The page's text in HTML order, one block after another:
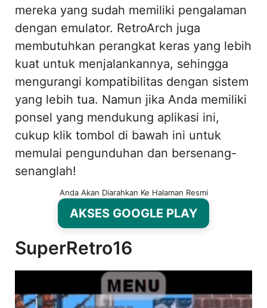
mereka yang sudah memiliki pengalaman
dengan emulator. RetroArch juga
membutuhkan perangkat keras yang lebih
kuat untuk menjalankannya, sehingga
mengurangi kompatibilitas dengan sistem
yang lebih tua. Namun jika Anda memiliki
ponsel yang mendukung aplikasi ini,
cukup klik tombol di bawah ini untuk
memulai pengunduhan dan bersenang-
senanglah!
Anda Akan Diarahkan Ke Halaman Resmi
AKSES GOOGLE PLAY
SuperRetro16